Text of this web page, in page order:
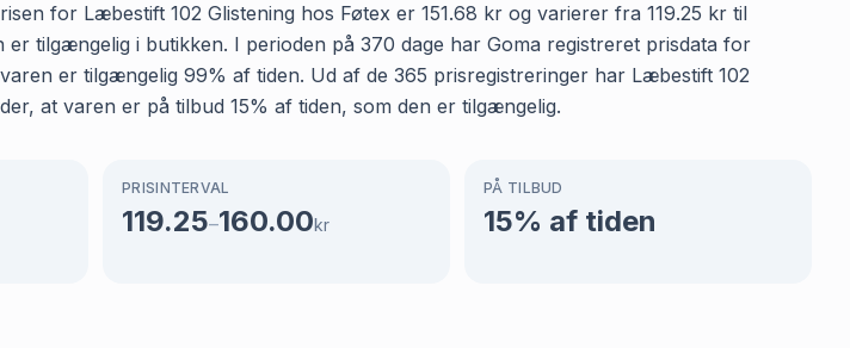
for Læbestift 102 Glistening hos Føtex er 151.68 kr og varierer fra 119.25 kr til
tilgængelig i butikken. I perioden på 370 dage har Goma registreret prisdata for
er tilgængelig 99% af tiden. Ud af de 365 prisregistreringer har Læbestift 102
at varen er på tilbud 15% af tiden, som den er tilgængelig.
PRISINTERVAL
119.25–160.00kr
PÅ TILBUD
15% af tiden